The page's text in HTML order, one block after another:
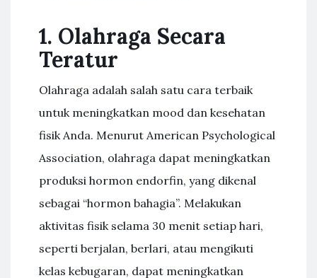
1. Olahraga Secara
Teratur
Olahraga adalah salah satu cara terbaik
untuk meningkatkan mood dan kesehatan
fisik Anda. Menurut American Psychological
Association, olahraga dapat meningkatkan
produksi hormon endorfin, yang dikenal
sebagai “hormon bahagia”. Melakukan
aktivitas fisik selama 30 menit setiap hari,
seperti berjalan, berlari, atau mengikuti
kelas kebugaran, dapat meningkatkan